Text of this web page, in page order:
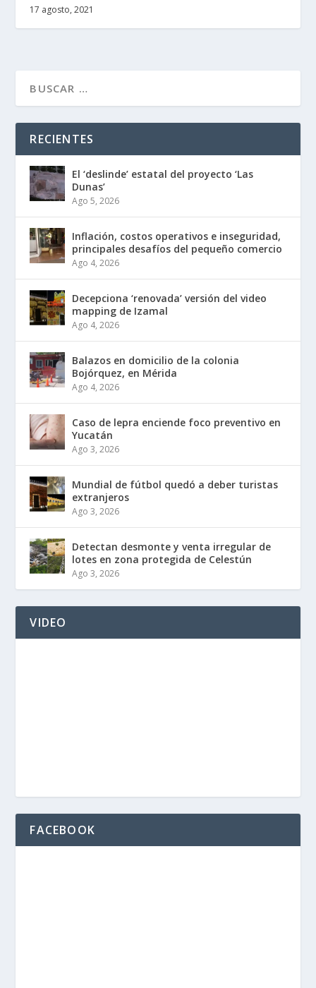
17 agosto, 2021
RECIENTES
El ‘deslinde’ estatal del proyecto ‘Las
Dunas’
Ago 5, 2026
Inflación, costos operativos e inseguridad,
principales desafíos del pequeño comercio
Ago 4, 2026
Decepciona ‘renovada’ versión del video
mapping de Izamal
Ago 4, 2026
Balazos en domicilio de la colonia
Bojórquez, en Mérida
Ago 4, 2026
Caso de lepra enciende foco preventivo en
Yucatán
Ago 3, 2026
Mundial de fútbol quedó a deber turistas
extranjeros
Ago 3, 2026
Detectan desmonte y venta irregular de
lotes en zona protegida de Celestún
Ago 3, 2026
VIDEO
FACEBOOK